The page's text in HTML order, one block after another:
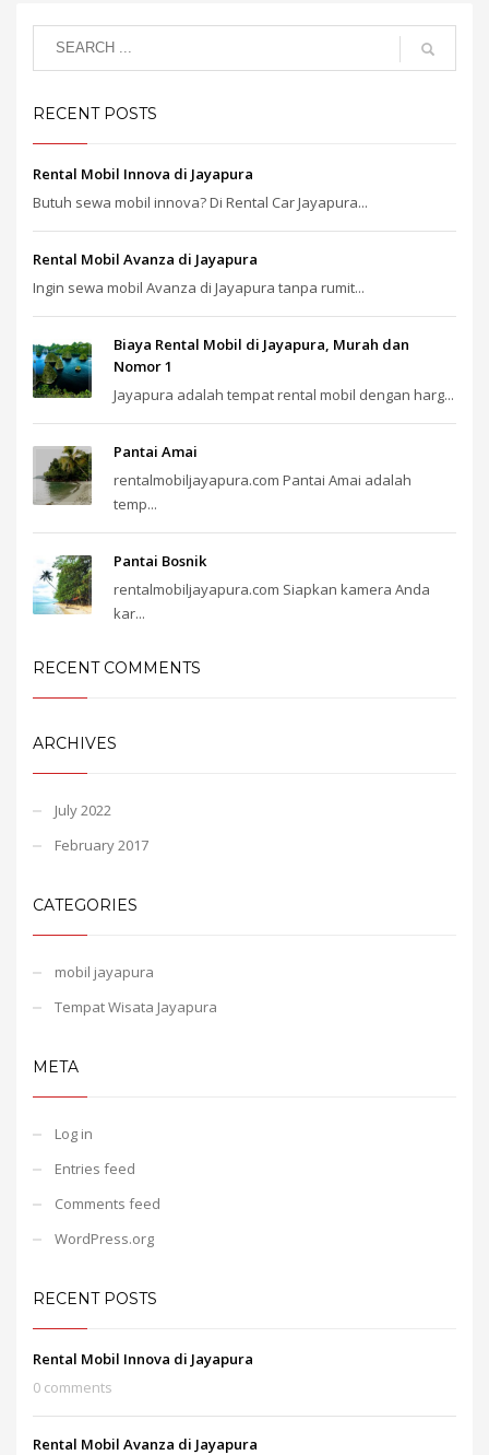
RECENT POSTS
Rental Mobil Innova di Jayapura
Butuh sewa mobil innova? Di Rental Car Jayapura...
Rental Mobil Avanza di Jayapura
Ingin sewa mobil Avanza di Jayapura tanpa rumit...
Biaya Rental Mobil di Jayapura, Murah dan
Nomor 1
Jayapura adalah tempat rental mobil dengan harg...
Pantai Amai
rentalmobiljayapura.com Pantai Amai adalah
temp...
Pantai Bosnik
rentalmobiljayapura.com Siapkan kamera Anda
kar...
RECENT COMMENTS
ARCHIVES
July 2022
February 2017
CATEGORIES
mobil jayapura
Tempat Wisata Jayapura
META
Log in
Entries feed
Comments feed
WordPress.org
RECENT POSTS
Rental Mobil Innova di Jayapura
0 comments
Rental Mobil Avanza di Jayapura